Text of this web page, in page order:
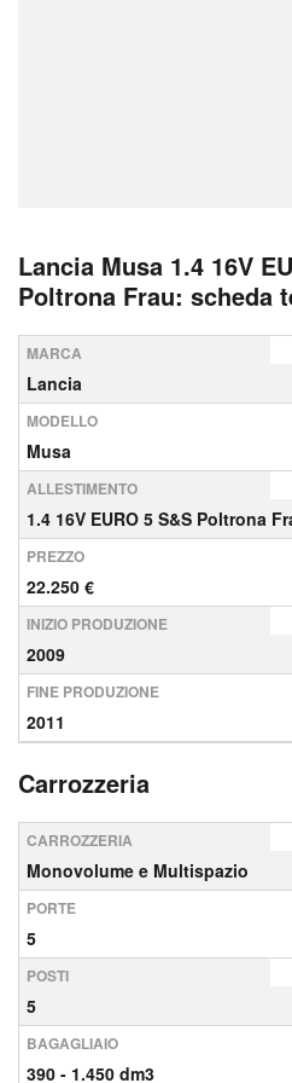
Lancia Musa 1.4 16V
Poltrona Frau: scheda
MARCA
Lancia
MODELLO
Musa
ALLESTIMENTO
1.4 16V EURO 5 S&S Poltrona
PREZZO
22.250 €
INIZIO PRODUZIONE
2009
FINE PRODUZIONE
2011
Carrozzeria
CARROZZERIA
Monovolume e Multispazio
PORTE
5
POSTI
5
BAGAGLIAIO
390 - 1.450 dm3